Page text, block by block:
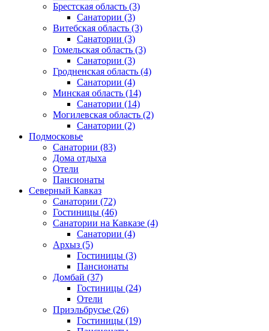
Брестская область (3)
Санатории (3)
Витебская область (3)
Санатории (3)
Гомельская область (3)
Санатории (3)
Гродненская область (4)
Санатории (4)
Минская область (14)
Санатории (14)
Могилевская область (2)
Санатории (2)
Подмосковье
Санатории (83)
Дома отдыха
Отели
Пансионаты
Северный Кавказ
Санатории (72)
Гостиницы (46)
Санатории на Кавказе (4)
Санатории (4)
Архыз (5)
Гостиницы (3)
Пансионаты
Домбай (37)
Гостиницы (24)
Отели
Приэльбрусье (26)
Гостиницы (19)